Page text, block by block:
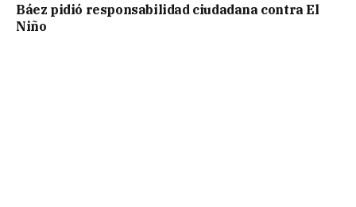
Báez pidió responsabilidad ciudadana contra El
Niño